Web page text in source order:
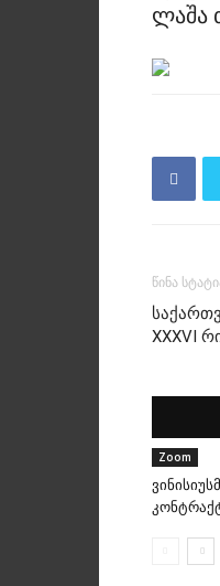
ლაშა
წინა
XXXVI
Zoom